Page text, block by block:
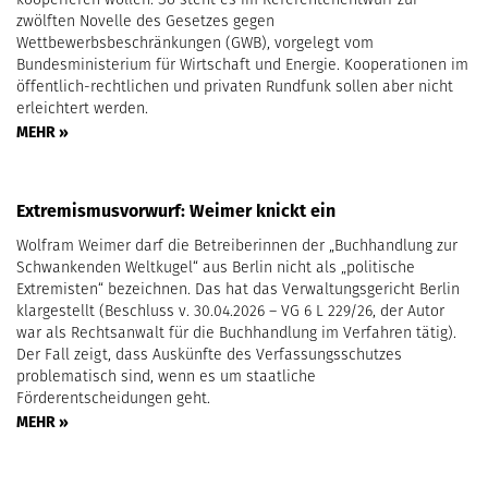
zwölften Novelle des Gesetzes gegen
Wettbewerbsbeschränkungen (GWB), vorgelegt vom
Bundesministerium für Wirtschaft und Energie. Kooperationen im
öffentlich-rechtlichen und privaten Rundfunk sollen aber nicht
erleichtert werden.
MEHR »
Extremismusvorwurf: Weimer knickt ein
Wolfram Weimer darf die Betreiberinnen der „Buchhandlung zur
Schwankenden Weltkugel“ aus Berlin nicht als „politische
Extremisten“ bezeichnen. Das hat das Verwaltungsgericht Berlin
klargestellt (Beschluss v. 30.04.2026 – VG 6 L 229/26, der Autor
war als Rechtsanwalt für die Buchhandlung im Verfahren tätig).
Der Fall zeigt, dass Auskünfte des Verfassungsschutzes
problematisch sind, wenn es um staatliche
Förderentscheidungen geht.
MEHR »